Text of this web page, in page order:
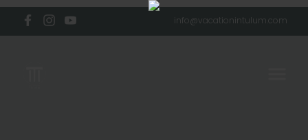
info@vacationintulum.com